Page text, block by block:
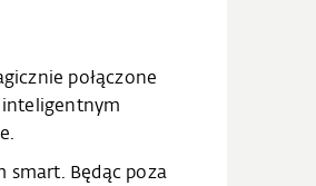
połączone
smart. Będąc poza